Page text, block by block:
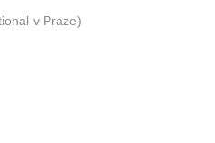
v Praze)